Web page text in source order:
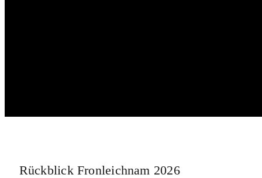
Rückblick Fronleichnam 2026